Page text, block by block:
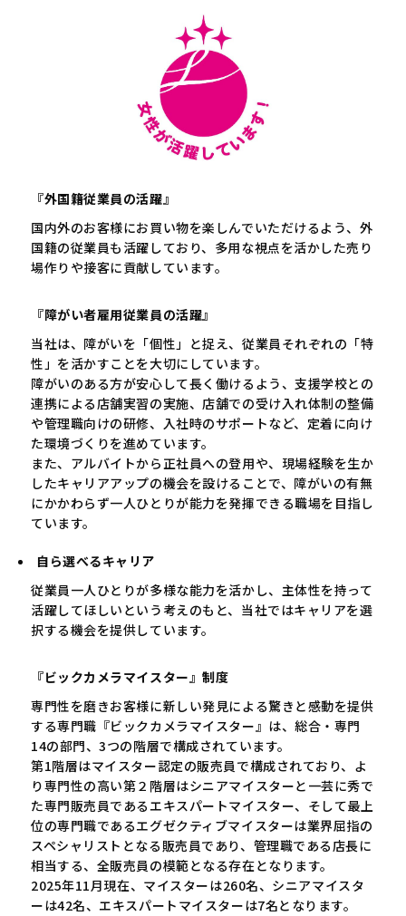
『外国籍従業員の活躍』
国内外のお客様にお買い物を楽しんでいただけるよう、外
国籍の従業員も活躍しており、多用な視点を活かした売り
場作りや接客に貢献しています。
『障がい者雇用従業員の活躍』
当社は、障がいを「個性」と捉え、従業員それぞれの「特
性」を活かすことを大切にしています。
障がいのある方が安心して長く働けるよう、支援学校との
連携による店舗実習の実施、店舗での受け入れ体制の整備
や管理職向けの研修、入社時のサポートなど、定着に向け
た環境づくりを進めています。
また、アルバイトから正社員への登用や、現場経験を生か
したキャリアアップの機会を設けることで、障がいの有無
にかかわらず一人ひとりが能力を発揮できる職場を目指し
ています。
自ら選べるキャリア
従業員一人ひとりが多様な能力を活かし、主体性を持って
活躍してほしいという考えのもと、当社ではキャリアを選
択する機会を提供しています。
『ビックカメラマイスター』制度
専門性を磨きお客様に新しい発見による驚きと感動を提供
する専門職『ビックカメラマイスター』は、総合・専門
14の部門、3つの階層で構成されています。
第1階層はマイスター認定の販売員で構成されており、よ
り専門性の高い第２階層はシニアマイスターと一芸に秀で
た専門販売員であるエキスパートマイスター、そして最上
位の専門職であるエグゼクティブマイスターは業界屈指の
スペシャリストとなる販売員であり、管理職である店長に
相当する、全販売員の模範となる存在となります。
2025年11月現在、マイスターは260名、シニアマイスタ
ーは42名、エキスパートマイスターは7名となります。